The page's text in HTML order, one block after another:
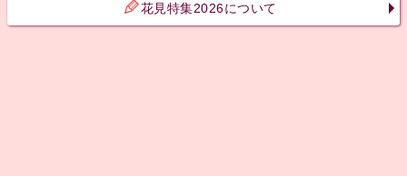
花見特集2026について